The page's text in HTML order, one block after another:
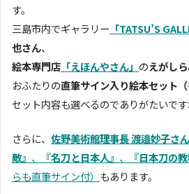
す。
三島市内でギャラリー 「TATSU’S
也さん、
絵本専門店 「えほんやさん」 のえがし
おふたりの直筆サイン入り絵本セット（
セット内容も選べるのでありがたいです
さらに、 佐野美術館理事長 渡邉妙子さん
敵』 、 『名刀と日本人』 、 『日本刀の教
らも直筆サイン付） もあります。